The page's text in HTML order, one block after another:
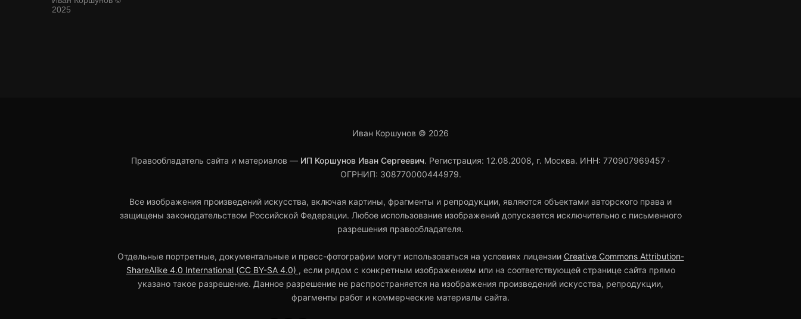
2025
Иван Коршунов © 2026
Правообладатель сайта и материалов — ИП Коршунов Иван Сергеевич. Регистрация: 12.08.2008, г. Москва. ИНН: 770907969457 ·
ОГРНИП: 308770000444979.
Все изображения произведений искусства, включая картины, фрагменты и репродукции, являются объектами авторского права и
защищены законодательством Российской Федерации. Любое использование изображений допускается исключительно с письменного
разрешения правообладателя.
Отдельные портретные, документальные и пресс-фотографии могут использоваться на условиях лицензии Creative Commons Attribution-
ShareAlike 4.0 International (CC BY-SA 4.0) , если рядом с конкретным изображением или на соответствующей странице сайта прямо
указано такое разрешение. Данное разрешение не распространяется на изображения произведений искусства, репродукции,
фрагменты работ и коммерческие материалы сайта.